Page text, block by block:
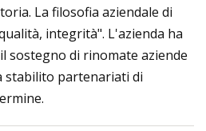
La filosofia aziendale di
integrità". L'azienda ha
sostegno di rinomate aziende
stabilito partenariati di